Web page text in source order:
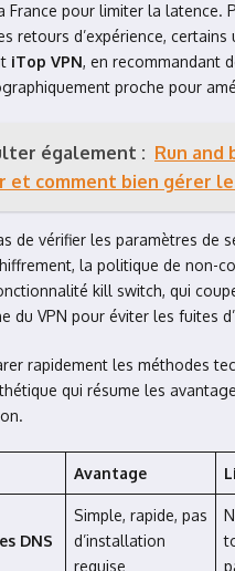
France pour limiter la latence.
retours d’expérience, certains
iTop VPN, en recommandant
proche pour
également : Run and
et comment bien gérer
de vérifier les paramètres de
la politique de non-
kill switch, qui
du VPN pour éviter les fuites
rapidement les méthodes
qui résume les
Avantage
DNS
Simple, rapide, pas
d’installation
requise